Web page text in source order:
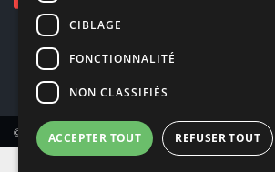
© Copyright 2026 Smartoys SA – Tous droits réservés.
CIBLAGE
FONCTIONNALITÉ
NON CLASSIFIÉS
ACCEPTER TOUT REFUSER TOUT